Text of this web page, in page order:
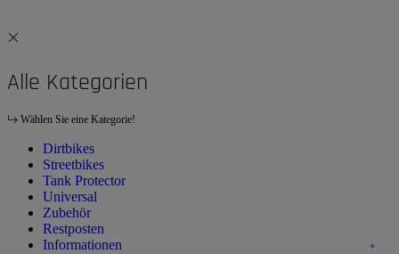
Alle Kategorien
Wählen Sie eine Kategorie!
Dirtbikes
Streetbikes
Tank Protector
Universal
Zubehör
Restposten
Informationen